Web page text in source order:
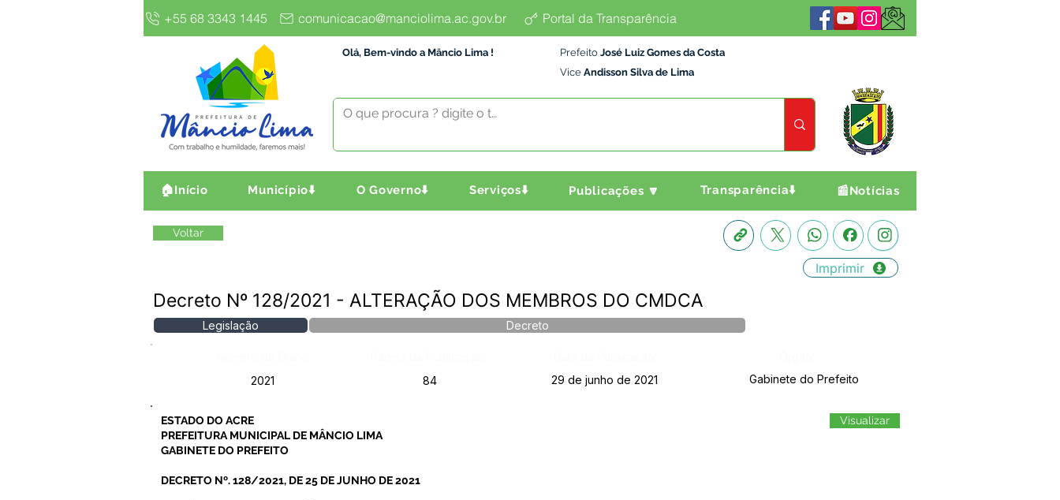
+55 68 3343 1445 comunicacao@manciolima.ac.gov.br Portal da Transparência
Olá, Bem-vindo a Mâncio Lima ! Prefeito José Luiz Gomes da Costa
Vice Andisson Silva de Lima
🏠Início Município⬇️ O Governo⬇️ Serviços⬇️ Publicações 🔽 Transparência⬇️ 📰Notícias
Voltar
Imprimir
Decreto Nº 128/2021 - ALTERAÇÃO DOS MEMBROS DO CMDCA
Legislação Decreto
2021
84 29 de junho de 2021 Gabinete do Prefeito
ESTADO DO ACRE
PREFEITURA MUNICIPAL DE MÂNCIO LIMA
GABINETE DO PREFEITO
DECRETO Nº. 128/2021, DE 25 DE JUNHO DE 2021
Visualizar